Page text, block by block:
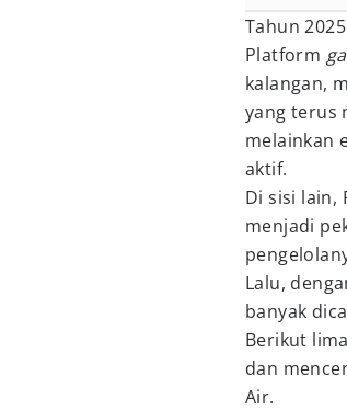
Tahun
Platform
kalangan,
yang terus
melainkan
aktif.
Di sisi lain,
menjadi
Lalu,
banyak
Berikut
dan
Air.